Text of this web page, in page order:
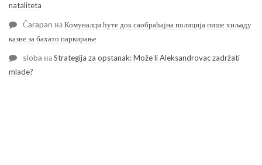
nataliteta
Čarapan наКомуналци ћуте док саобраћајна полиција пише хиљаду
казне за бахато паркирање
sloba наStrategija za opstanak: Može li Aleksandrovac zadržati
mlade?